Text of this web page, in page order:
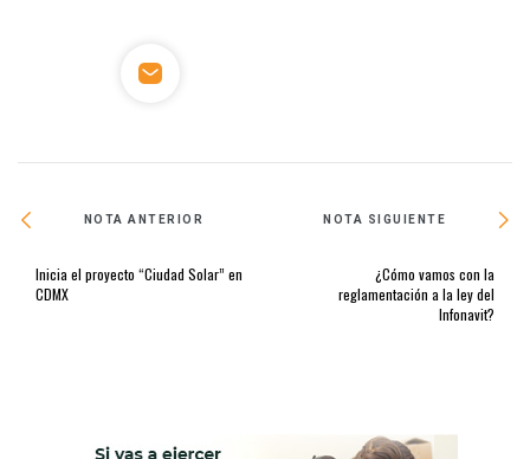
NOTA ANTERIOR
Inicia el proyecto “Ciudad Solar” en
CDMX
NOTA SIGUIENTE
¿Cómo vamos con la
reglamentación a la ley del
Infonavit?